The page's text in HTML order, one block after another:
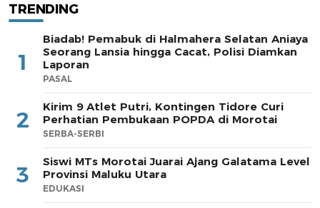
TRENDING
1
Biadab! Pemabuk di Halmahera Selatan Aniaya
Seorang Lansia hingga Cacat, Polisi Diamkan
Laporan
PASAL
2
Kirim 9 Atlet Putri, Kontingen Tidore Curi
Perhatian Pembukaan POPDA di Morotai
SERBA-SERBI
3
Siswi MTs Morotai Juarai Ajang Galatama Level
Provinsi Maluku Utara
EDUKASI